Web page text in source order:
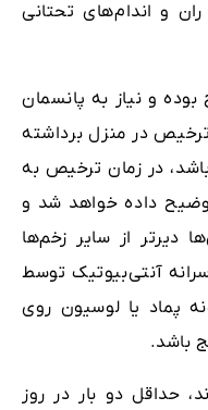
و اندام‌های تحتانی
و نیاز به پانسمان
در منزل برداشته
در زمان ترخیص به
داده خواهد شد و
دیرتر از سایر زخم‌ها
آنتی‌بیوتیک توسط
پماد یا لوسیون روی
باشد.
حداقل دو بار در روز